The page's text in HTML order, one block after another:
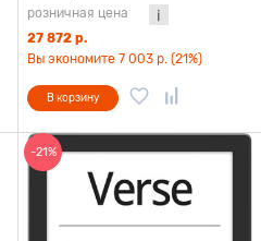
розничная цена
27 872 р.
Вы экономите 7 003 р. (21%)
В корзину
-21%